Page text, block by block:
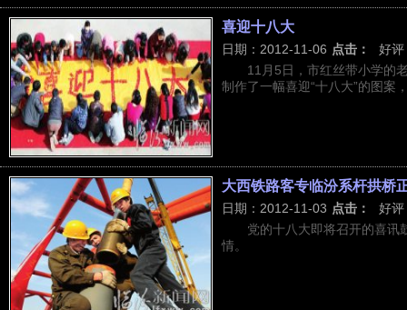
喜迎十八大
日期：2012-11-06 点击：
好评
11月5日，市红丝带小学的
制作了一幅喜迎“十八大”的图案
大西铁路客专临汾系杆拱桥
日期：2012-11-03 点击：
好评
党的十八大即将召开的喜讯
情。